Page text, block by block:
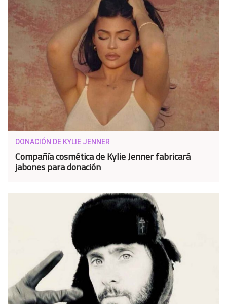
DONACIÓN DE KYLIE JENNER
Compañía cosmética de Kylie Jenner fabricará
jabones para donación